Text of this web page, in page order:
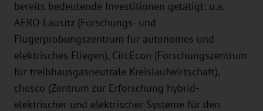
bereits bedeutende Investitionen getätigt: u.a.
AERO-Lausitz (Forschungs- und
Flugerprobungszentrum für autonomes und
elektrisches Fliegen), CircEcon (Forschungszentrum
für treibhausgasneutrale Kreislaufwirtschaft),
chesco (Zentrum zur Erforschung hybrid-
elektrischer und elektrischer Systeme für den